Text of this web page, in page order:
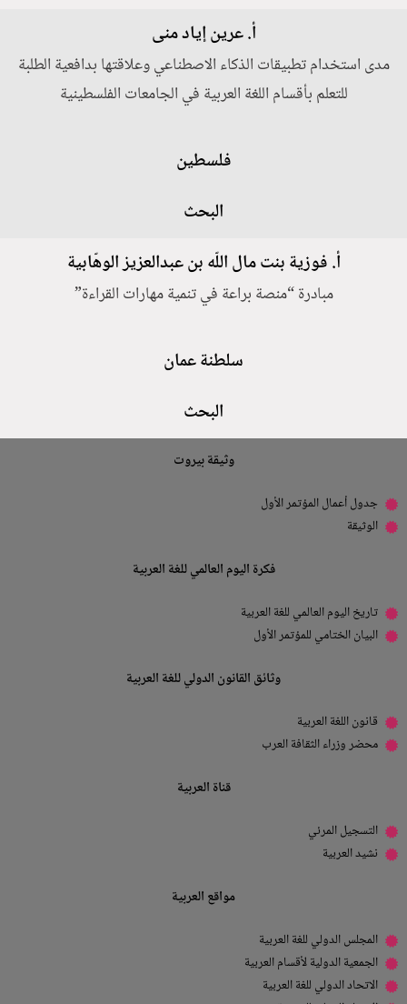
أ. عرين إياد منى
مدى استخدام تطبيقات الذكاء الاصطناعي وعلاقتها بدافعية الطلبة
للتعلم بأقسام اللغة العربية في الجامعات الفلسطينية
فلسطين
البحث
أ. فوزية بنت مال اللّه بن عبدالعزيز الوهّابية
مبادرة “منصة براعة في تنمية مهارات القراءة”
سلطنة عمان
البحث
وثيقة بيروت
جدول أعمال المؤتمر الأول
الوثيقة
فكرة اليوم العالمي للغة العربية
تاريخ اليوم العالمي للغة العربية
البيان الختامي للمؤتمر الأول
وثائق القانون الدولي للغة العربية
قانون اللغة العربية
محضر وزراء الثقافة العرب
قناة العربية
التسجيل المرئي
نشيد العربية
مواقع العربية
المجلس الدولي للغة العربية
الجمعية الدولية لأقسام العربية
الاتحاد الدولي للغة العربية